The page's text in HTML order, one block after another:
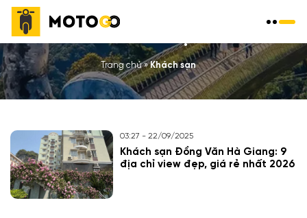
Trang chủ»Khách sạn
03:27 - 22/09/2025
Khách sạn Đồng Văn Hà Giang: 9
địa chỉ view đẹp, giá rẻ nhất 2026